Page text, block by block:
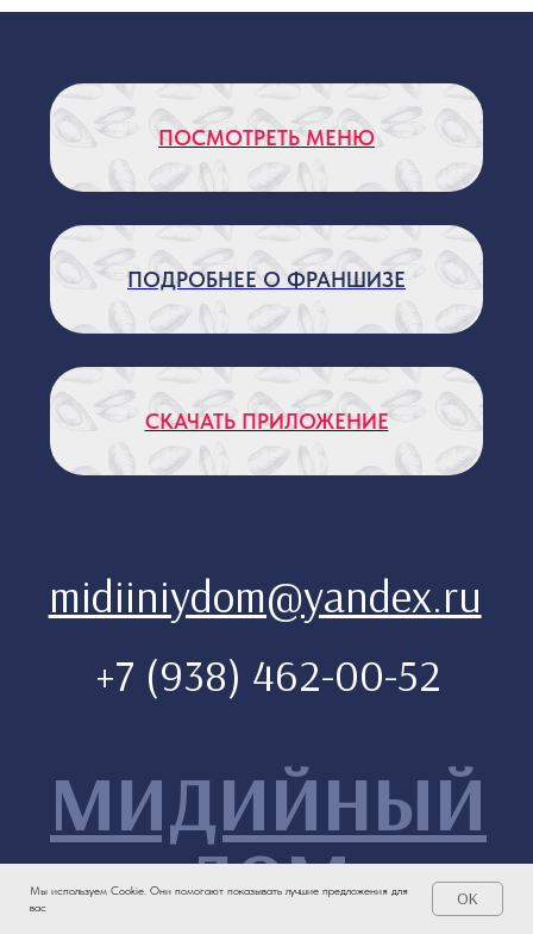
Мы используем Cookie. Они помогают показывать лучшие предложения для
вас
OK